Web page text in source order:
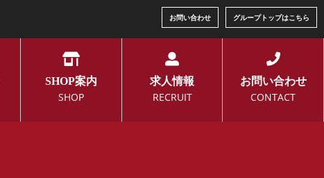
お問い合わせ グループトップはこちら
SHOP案内
SHOP
求人情報
RECRUIT
お問い合わせ
CONTACT